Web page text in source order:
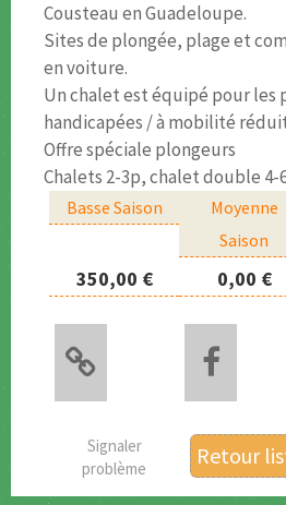
Cousteau en Guadeloupe.
Sites de plongée, plage et
en voiture.
Un chalet est équipé pour les
handicapées / à mobilité
Offre spéciale plongeurs
Chalets 2-3p, chalet double 4-
Basse Saison
Moyenne
Saison
350,00 € 0,00 €
Signaler
problème
Retour